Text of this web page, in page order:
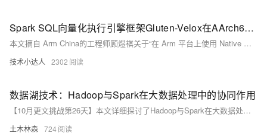
Spark SQL向量化执行引擎框架Gluten-Velox在AArch64使能和优化
本文摘自 Arm China的工程师顾煜祺关于“在 Arm 平台上使用 Native 算子库加速 Spark”的分享，主要内容包括以下四个部分： 1.技术背景 2.算子库构成 3.算子操作优化 4.未来工作
技术小达人 2302
数据湖技术：Hadoop与Spark在大数据处理中的协同作用
【10月更文挑战第26天】本文详细探讨了Hadoop与Spark在大数据处理中的协同作用，通过具体案例展示了两者的最佳实践。Hadoop的HDFS和MapReduce负责数据存储和预处理，确保高可靠性和容错性；Spark则凭借其高性能和丰富的API，进行深度分析和机器学习，实现高效的批处理和实时处理。
土木林森 724